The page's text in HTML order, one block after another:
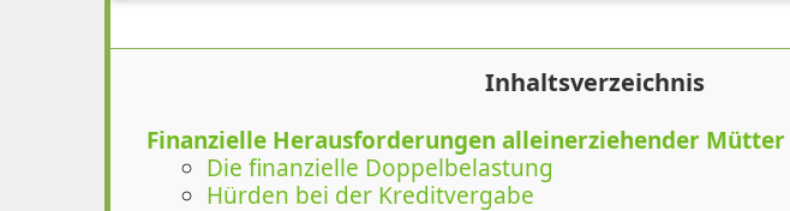
Inhaltsverzeichnis
Finanzielle Herausforderungen alleinerziehender Mütter
Die finanzielle Doppelbelastung
Hürden bei der Kreditvergabe